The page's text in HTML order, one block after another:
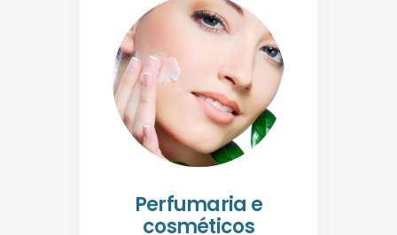
Perfumaria e
cosméticos